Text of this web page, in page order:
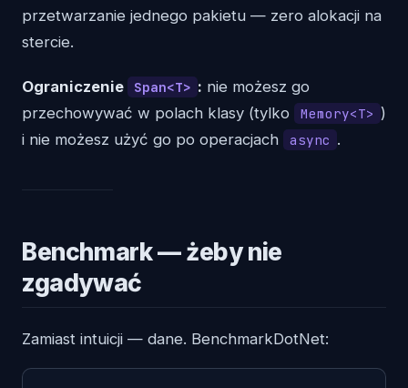
przetwarzanie jednego pakietu — zero alokacji na
stercie.
Ograniczenie Span<T> : nie możesz go
przechowywać w polach klasy (tylko
Memory<T> )
i nie możesz użyć go po operacjach
async .
Benchmark — żeby nie
zgadywać
Zamiast intuicji — dane. BenchmarkDotNet: